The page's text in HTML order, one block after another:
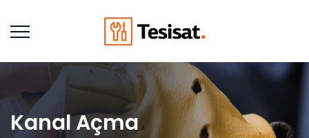
Kanal Açma